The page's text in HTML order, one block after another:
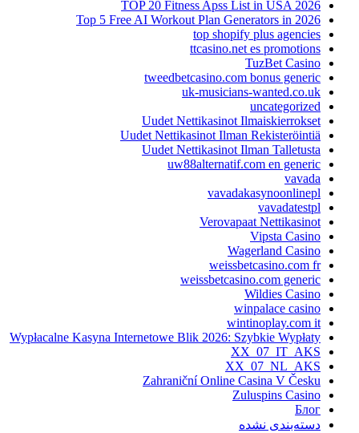
TOP 20 Fitness Apss List in USA 2026
Top 5 Free AI Workout Plan Generators in 2026
top shopify plus agencies
ttcasino.net es promotions
TuzBet Casino
tweedbetcasino.com bonus generic
uk-musicians-wanted.co.uk
uncategorized
Uudet Nettikasinot Ilmaiskierrokset
Uudet Nettikasinot Ilman Rekisteröintiä
Uudet Nettikasinot Ilman Talletusta
uw88alternatif.com en generic
vavada
vavadakasynoonlinepl
vavadatestpl
Verovapaat Nettikasinot
Vipsta Casino
Wagerland Casino
weissbetcasino.com fr
weissbetcasino.com generic
Wildies Casino
winpalace casino
wintinoplay.com it
Wypłacalne Kasyna Internetowe Blik 2026: Szybkie Wypłaty
XX_07_IT_AKS
XX_07_NL_AKS
Zahraniční Online Casina V Česku
Zuluspins Casino
Блог
دسته‌بندی نشده